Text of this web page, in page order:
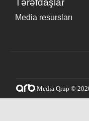
Tərəfdaşlar
Media resursları
Media Qrup ©